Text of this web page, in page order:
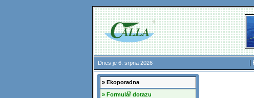
Dnes je 6. srpna 2026
» Ekoporadna
» Formulář dotazu